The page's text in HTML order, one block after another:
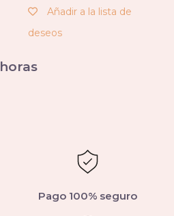
Añadir a la lista de
deseos
horas
Pago 100% seguro